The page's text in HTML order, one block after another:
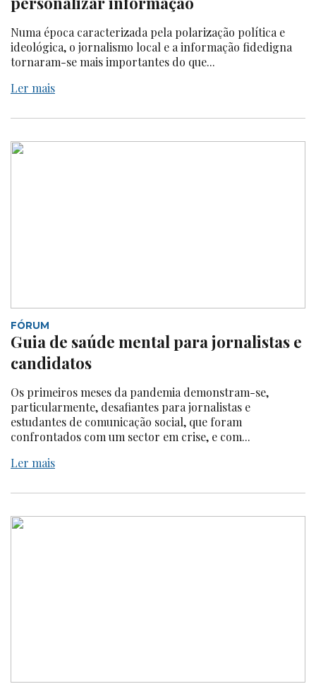
Numa época caracterizada pela polarização política e
ideológica, o jornalismo local e a informação fidedigna
tornaram-se mais importantes do que...
Ler mais
FÓRUM
Guia de saúde mental para jornalistas e
candidatos
Os primeiros meses da pandemia demonstram-se,
particularmente, desafiantes para jornalistas e
estudantes de comunicação social, que foram
confrontados com um sector em crise, e com...
Ler mais